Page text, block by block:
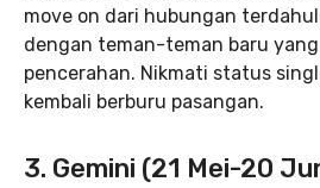
move on dari hubungan
dengan teman-teman baru
pencerahan. Nikmati status
kembali berburu pasangan.
3. Gemini (21 Mei-20